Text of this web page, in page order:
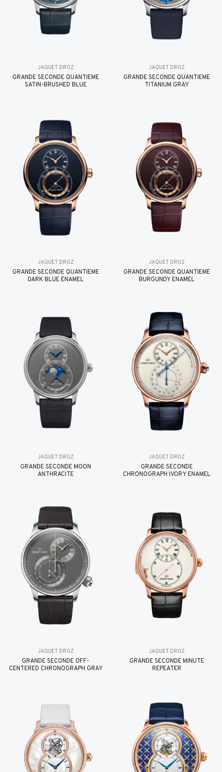
JAQUET DROZ
GRANDE SECONDE QUANTIÈME
SATIN-BRUSHED BLUE
JAQUET DROZ
GRANDE SECONDE QUANTIÈME
TITANIUM GRAY
JAQUET DROZ
GRANDE SECONDE QUANTIÈME
DARK BLUE ENAMEL
JAQUET DROZ
GRANDE SECONDE QUANTIÈME
BURGUNDY ENAMEL
JAQUET DROZ
GRANDE SECONDE MOON
ANTHRACITE
JAQUET DROZ
GRANDE SECONDE
CHRONOGRAPH IVORY ENAMEL
JAQUET DROZ
GRANDE SECONDE OFF-
CENTERED CHRONOGRAPH GRAY
JAQUET DROZ
GRANDE SECONDE MINUTE
REPEATER